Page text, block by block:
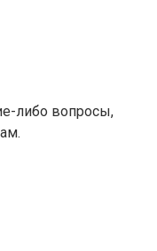
либо вопросы,